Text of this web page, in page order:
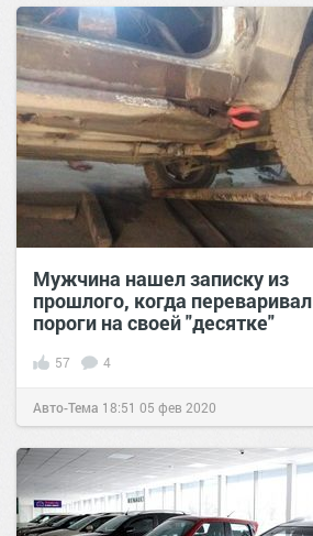
Мужчина нашел записку из
прошлого, когда переваривал
пороги на своей "десятке"
57 4
Авто-Тема 18:51 05 фев 2020